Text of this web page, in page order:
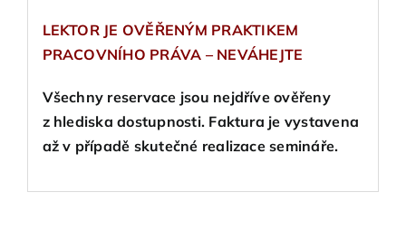
LEKTOR JE OVĚŘENÝM PRAKTIKEM
PRACOVNÍHO PRÁVA – NEVÁHEJTE
Všechny reservace jsou nejdříve ověřeny
z hlediska dostupnosti. Faktura je vystavena
až v případě skutečné realizace semináře.